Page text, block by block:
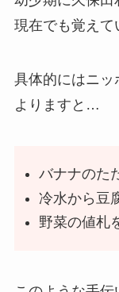
現在でも覚えて
具体的にはニッ
よりますと…
バナナのた
冷水から豆
野菜の値札